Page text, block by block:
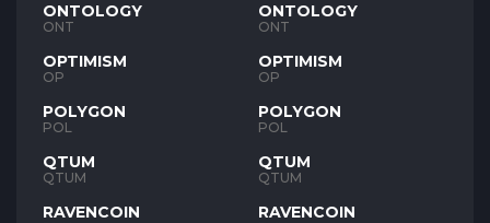
ONTOLOGY
ONT
OPTIMISM
OP
POLYGON
POL
QTUM
QTUM
RAVENCOIN
ONTOLOGY
ONT
OPTIMISM
OP
POLYGON
POL
QTUM
QTUM
RAVENCOIN